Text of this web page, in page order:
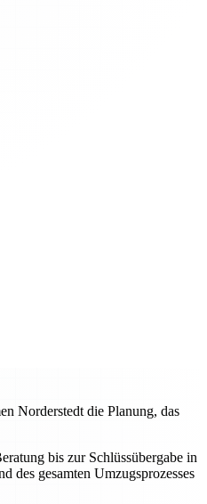
Norderstedt die Planung, das
bis zur Schlüssübergabe in
des gesamten Umzugsprozesses